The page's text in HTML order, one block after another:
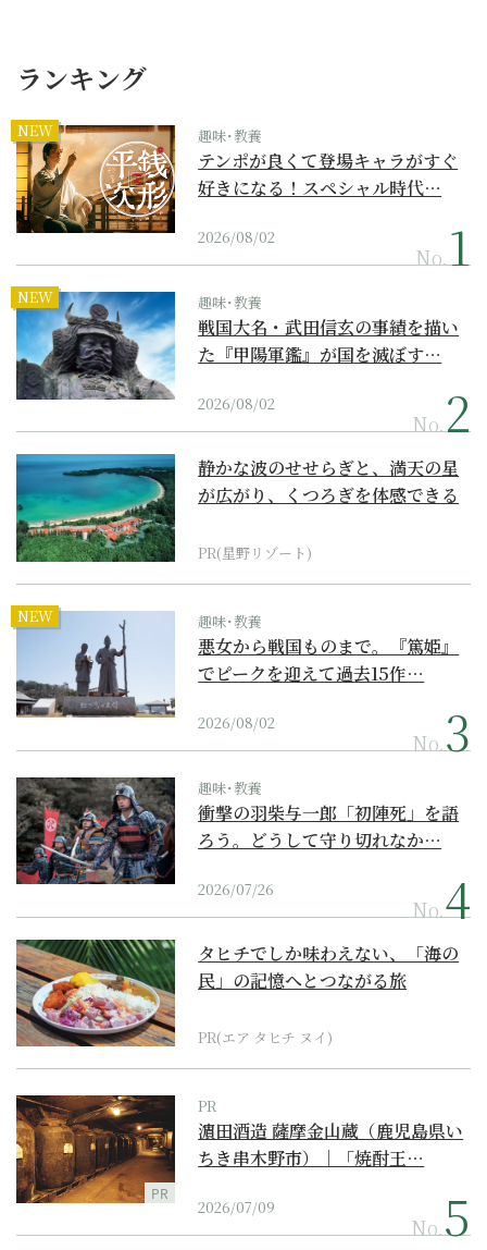
ランキング
NEW 趣味･教養
テンポが良くて登場キャラがすぐ
好きになる！スペシャル時代…
2026/08/02
No.
NEW 趣味･教養
戦国大名・武田信玄の事績を描い
た『甲陽軍鑑』が国を滅ぼす…
2026/08/02
No.
静かな波のせせらぎと、満天の星
が広がり、くつろぎを体感できる
PR(星野リゾート)
NEW 趣味･教養
悪女から戦国ものまで。『篤姫』
でピークを迎えて過去15作…
2026/08/02
No.
趣味･教養
衝撃の羽柴与一郎「初陣死」を語
ろう。どうして守り切れなか…
2026/07/26
No.
タヒチでしか味わえない、「海の
民」の記憶へとつながる旅
PR(エア タヒチ ヌイ)
PR
PR
濵田酒造 薩摩金山蔵（鹿児島県い
ちき串木野市）｜「焼酎王…
2026/07/09
No.